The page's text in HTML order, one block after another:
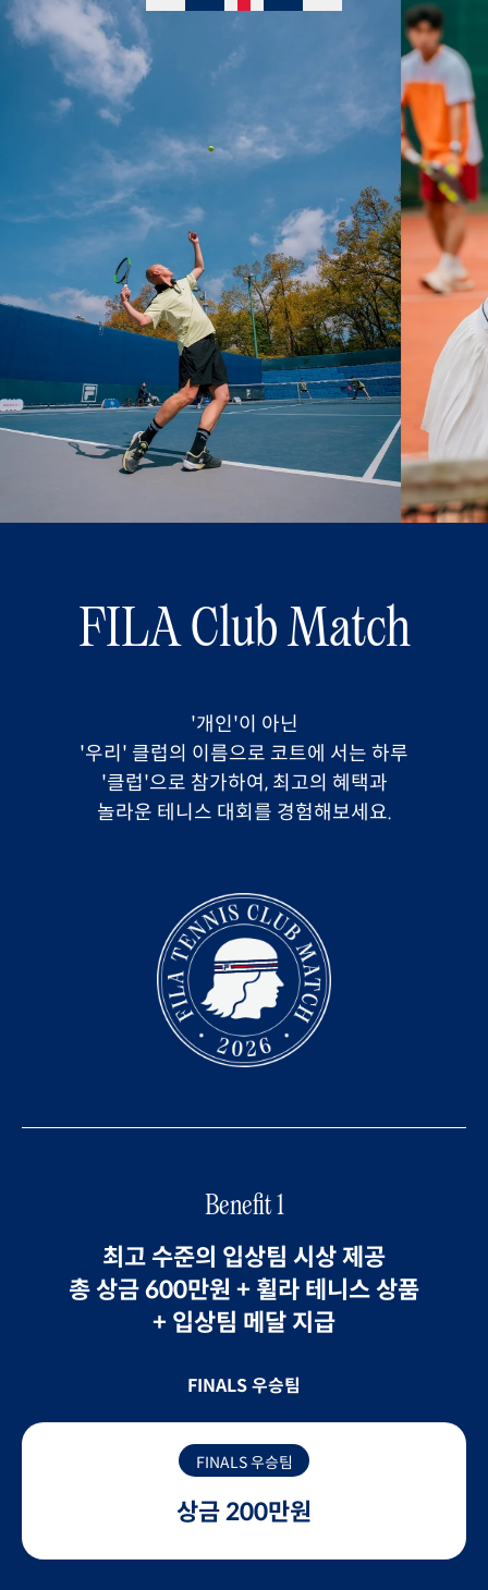
FILA Club Match
'개인'이 아닌
'우리' 클럽의 이름으로 코트에 서는 하루
'클럽'으로 참가하여, 최고의 혜택과
놀라운 테니스 대회를 경험해보세요.
Benefit 1
최고 수준의 입상팀 시상 제공
총 상금 600만원 + 휠라 테니스 상품
+ 입상팀 메달 지급
FINALS 우승팀
FINALS 우승팀
상금 200만원